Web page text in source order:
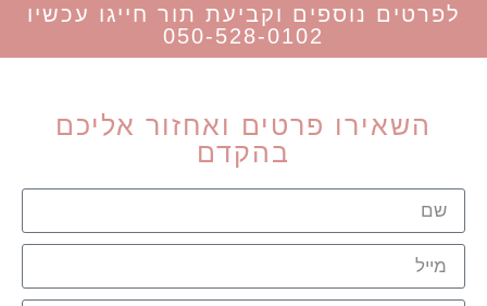
לפרטים נוספים וקביעת תור חייגו עכשיו
050-528-0102
השאירו פרטים ואחזור אליכם
בהקדם